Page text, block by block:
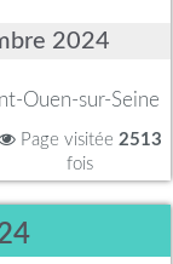
2024
Ouen-sur-Seine
Page visitée 2513
fois